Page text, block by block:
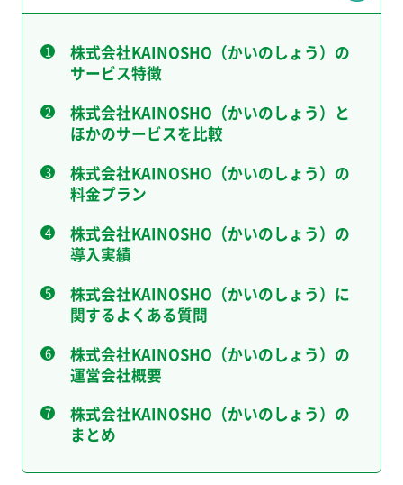
株式会社KAINOSHO（かいのしょう）の
サービス特徴
株式会社KAINOSHO（かいのしょう）と
ほかのサービスを比較
株式会社KAINOSHO（かいのしょう）の
料金プラン
株式会社KAINOSHO（かいのしょう）の
導入実績
株式会社KAINOSHO（かいのしょう）に
関するよくある質問
株式会社KAINOSHO（かいのしょう）の
運営会社概要
株式会社KAINOSHO（かいのしょう）の
まとめ